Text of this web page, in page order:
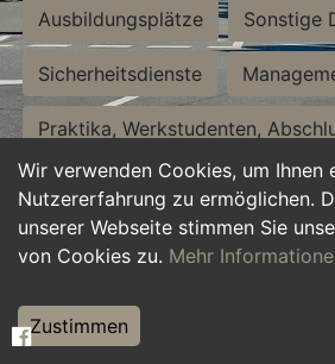
Wir verwenden Cookies, um Ihnen
Nutzererfahrung zu ermöglichen.
unserer Webseite stimmen Sie
von Cookies zu. Mehr
Zustimmen
Ausbildungsplätze Sonstige
Sicherheitsdienste
Praktika, Werkstudenten,
Personalwesen Assistenz,
Hilfskräfte, Aushilfs- und
Weiterbildung, Studium, duale